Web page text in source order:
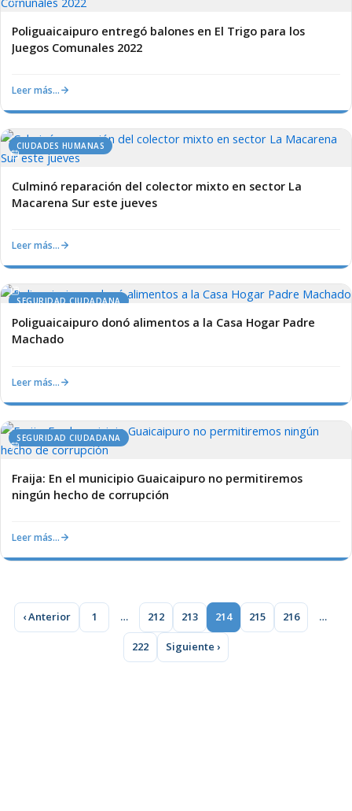
Poliguaicaipuro entregó balones en El Trigo para los
Juegos Comunales 2022
Leer más…
CIUDADES HUMANAS
Culminó reparación del colector mixto en sector La
Macarena Sur este jueves
Leer más…
SEGURIDAD CIUDADANA
Poliguaicaipuro donó alimentos a la Casa Hogar Padre
Machado
Leer más…
SEGURIDAD CIUDADANA
Fraija: En el municipio Guaicaipuro no permitiremos
ningún hecho de corrupción
Leer más…
‹ Anterior 1 … 212 213 214 215 216 …
222 Siguiente ›